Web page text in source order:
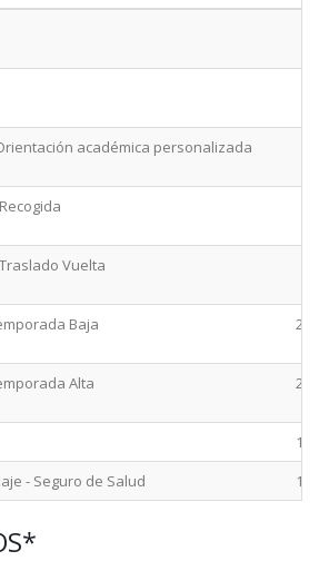
académica personalizada
Vuelta
Baja 2+
Alta 2+
1+
- Seguro de Salud
1+